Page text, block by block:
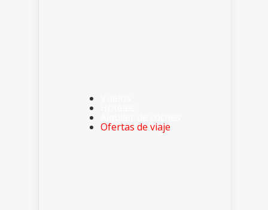
Ofertas de viaje